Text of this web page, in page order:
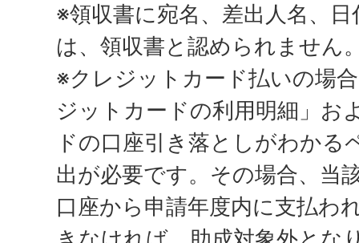
※領収書に宛名、差出人名、
は、領収書と認められません
※クレジットカード払いの場
ジットカードの利用明細」お
ドの口座引き落としがわかる
出が必要です。その場合、当
口座から申請年度内に支払わ